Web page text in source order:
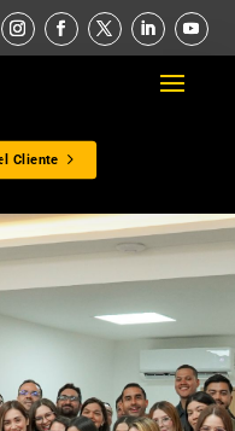
Cliente